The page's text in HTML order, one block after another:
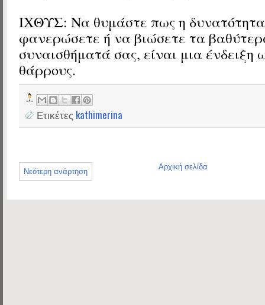
ΙΧΘΥΣ: Να θυμάστε πως η
φανερώσετε ή να βιώσετε τα
συναισθήματά σας, είναι μια ένδειξη
θάρρους.
Ετικέτες kathimerina
Νεότερη ανάρτηση
Αρχική σελίδα